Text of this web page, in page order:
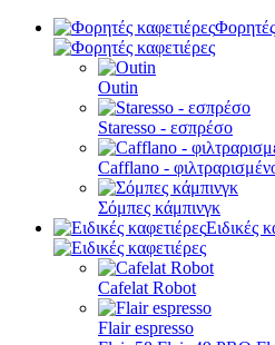
Outin
Staresso - εσπρέσο
Cafflano -
Σόμπες κάμπινγκ
Ειδικές
Cafelat Robot
Flair espresso